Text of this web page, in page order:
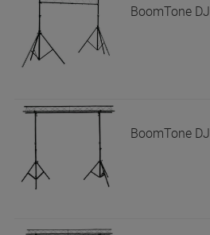
BoomTone DJ
BoomTone DJ